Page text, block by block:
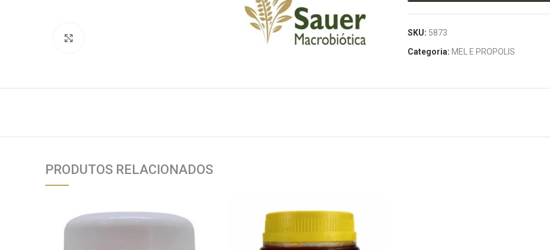
SKU: 5873
Categoria: MEL E PROPOLIS
PRODUTOS RELACIONADOS